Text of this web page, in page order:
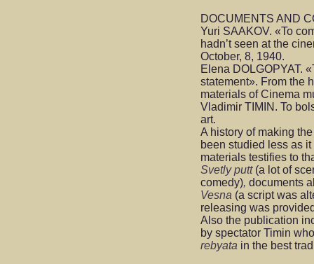
DOCUMENTS AND
Yuri SAAKOV. «To
hadn’t seen at the
October, 8, 1940.
Elena DOLGOPYAT.
statement». From the
materials of Cinema
Vladimir TIMIN. To
art.
A history of making
been studied less as
materials testifies to
Svetly putt(a lot of
comedy), documents
Vesna (a script was
releasing was
Also the publication
by spectator Timin
rebyata in the best